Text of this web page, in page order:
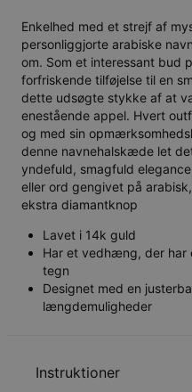
Enkelhed med et strejf af
personliggjorte arabiske
om. Som et interessant bud
forfriskende tilføjelse til en
dette udsøgte stykke af at
enestående appel. Hvert
og med sin
denne navnehalskæde let
yndefuld, smagfuld
eller ord gengivet på
ekstra diamantknop
Lavet i 14k guld
Har et vedhæng, der har
tegn
Designet med en
længdemuligheder
Instruktioner